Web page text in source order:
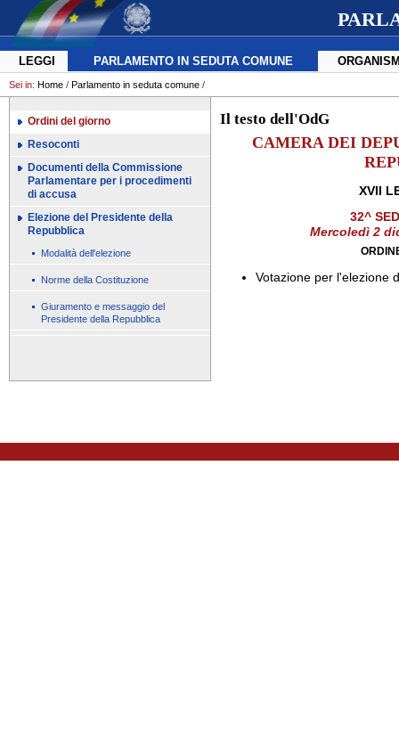
LEGGI PARLAMENTO IN SEDUTA COMUNE
Sei in: Home / Parlamento in seduta comune /
Ordini del giorno
Resoconti
Documenti della Commissione
Parlamentare per i procedimenti
di accusa
Elezione del Presidente della
Repubblica
Modalità dell'elezione
Norme della Costituzione
Giuramento e messaggio del
Presidente della Repubblica
Il testo dell'OdG
CAMERA DEI
XVII
32^
Mercoledì 2
Votazione per l'elezione